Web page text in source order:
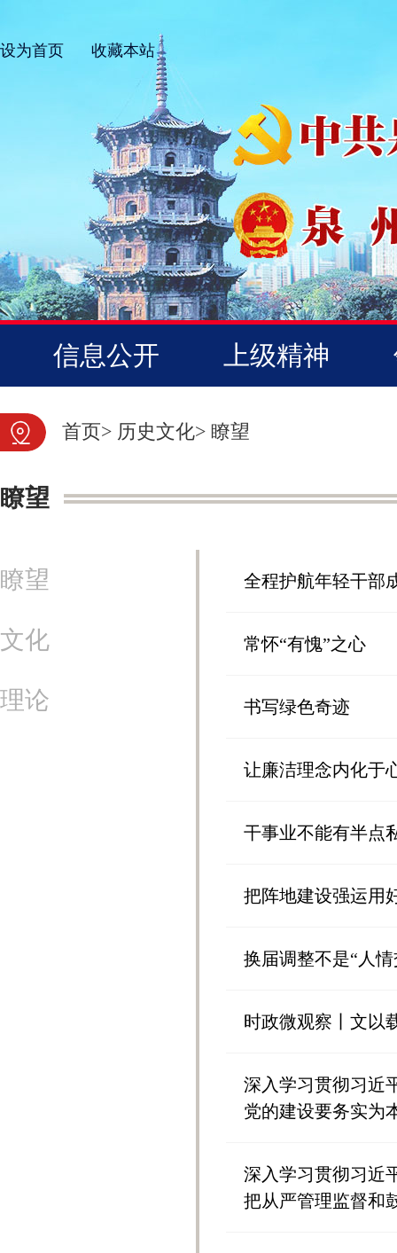
设为首页 收藏本站
信息公开 上级精神
首页> 历史文化> 瞭望
瞭望
瞭望
文化
理论
全程护航年轻干部
常怀“有愧”之心
书写绿色奇迹
让廉洁理念内化于
干事业不能有半点
把阵地建设强运用
换届调整不是“人
时政微观察丨文以
深入学习贯彻习近
党的建设要务实为
深入学习贯彻习近
把从严管理监督和